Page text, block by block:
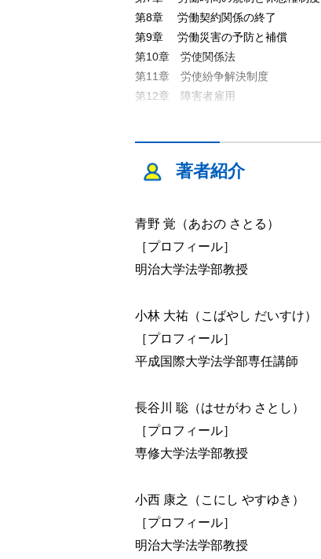
第8章 労働契約関係の終了
第9章 労働災害の予防と補償
第10章 労使関係法
第11章 労使紛争解決制度
第12章 障害者雇用
著者紹介
青野 覚（あおの さとる）
［プロフィール］
明治大学法学部教授
小林 大祐（こばやし だいすけ）
［プロフィール］
平成国際大学法学部専任講師
長谷川 聡（はせがわ さとし）
［プロフィール］
専修大学法学部教授
小西 康之（こにし やすゆき）
［プロフィール］
明治大学法学部教授